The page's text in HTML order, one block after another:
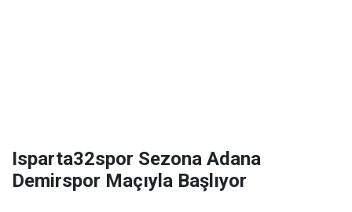
Isparta32spor Sezona Adana
Demirspor Maçıyla Başlıyor